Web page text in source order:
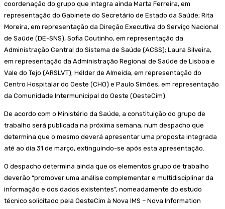
coordenação do grupo que integra ainda Marta Ferreira, em
representação do Gabinete do Secretário de Estado da Saúde; Rita
Moreira, em representação da Direção Executiva do Serviço Nacional
de Saúde (DE-SNS), Sofia Coutinho, em representação da
Administração Central do Sistema de Saúde (ACSS); Laura Silveira,
em representação da Administração Regional de Saúde de Lisboa e
Vale do Tejo (ARSLVT); Hélder de Almeida, em representação do
Centro Hospitalar do Oeste (CHO) e Paulo Simões, em representação
da Comunidade Intermunicipal do Oeste (OesteCim).
De acordo com o Ministério da Saúde, a constituição do grupo de
trabalho será publicada na próxima semana, num despacho que
determina que o mesmo deverá apresentar uma proposta integrada
até ao dia 31 de março, extinguindo-se após esta apresentação.
O despacho determina ainda que os elementos grupo de trabalho
deverão “promover uma análise complementar e multidisciplinar da
informação e dos dados existentes”, nomeadamente do estudo
técnico solicitado pela OesteCim à Nova IMS – Nova Information